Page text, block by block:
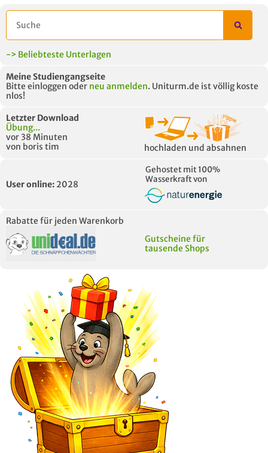
-> Beliebteste Unterlagen
Meine Studiengangseite
Bitte einloggen oder neu anmelden. Uniturm.de ist völlig koste
nlos!
Letzter Download
Übung...
vor 38 Minuten
von boris tim
hochladen und absahnen
User online: 2028
Gehostet mit 100%
Wasserkraft von
Rabatte für jeden Warenkorb
Gutscheine für
tausende Shops